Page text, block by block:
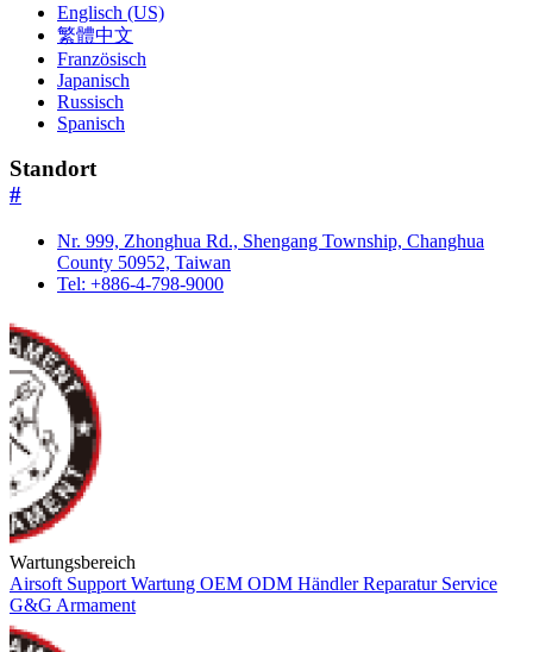
Englisch (US)
繁體中文
Französisch
Japanisch
Russisch
Spanisch
Standort
#
Nr. 999, Zhonghua Rd., Shengang Township, Changhua
County 50952, Taiwan
Tel: +886-4-798-9000
Wartungsbereich
Airsoft Support Wartung OEM ODM HändlerReparatur Service
G&G Armament